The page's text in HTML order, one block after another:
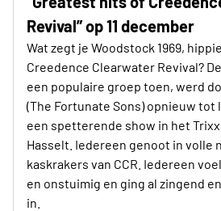
Revival” op 11 december
Wat zegt je Woodstock 1969,
Creedence Clearwater Revival?
een populaire groep toen, werd
(The Fortunate Sons) opnieuw tot
een spetterende show in het
Hasselt. Iedereen genoot in volle
kaskrakers van CCR. Iedereen
en onstuimig en ging al zingend
in.